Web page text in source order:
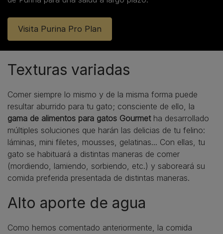
Visita Purina Pro Plan
Texturas variadas
Comer siempre lo mismo y de la misma forma puede
resultar aburrido para tu gato; consciente de ello, la
gama de alimentos para gatos Gourmetha desarrollado
múltiples soluciones que harán las delicias de tu felino:
láminas, mini filetes, mousses, gelatinas... Con ellas, tu
gato se habituará a distintas maneras de comer
(mordiendo, lamiendo, sorbiendo, etc.) y saboreará su
comida preferida presentada de distintas maneras.
Alto aporte de agua
Como hemos comentado anteriormente, la comida